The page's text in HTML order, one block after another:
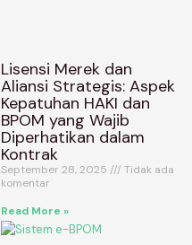
Lisensi Merek dan
Aliansi Strategis: Aspek
Kepatuhan HAKI dan
BPOM yang Wajib
Diperhatikan dalam
Kontrak
September 28, 2025
Tidak ada
komentar
Read More »